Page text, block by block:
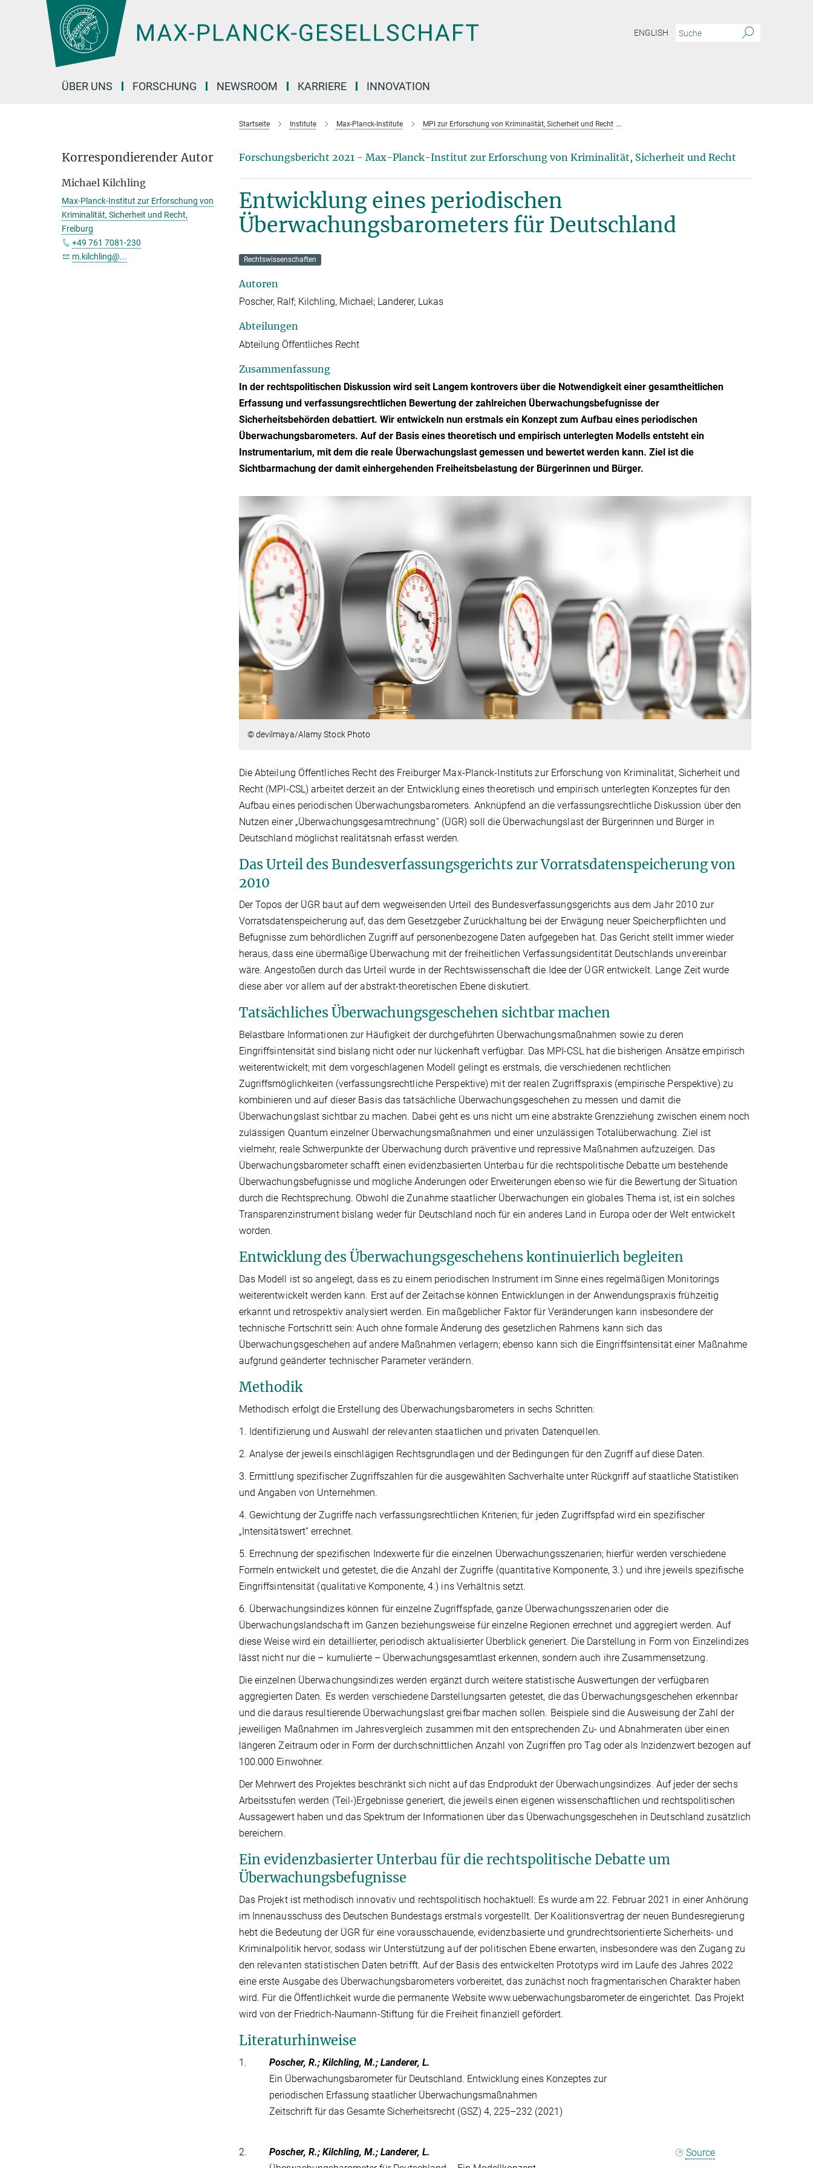
Hauptinhalt
ENGLISH
ÜBER UNS FORSCHUNG NEWSROOM KARRIERE INNOVATION
Startseite Institute Max-Planck-Institute MPI zur Erforschung von Kriminalität, Sicherheit und Recht
Forschungsbericht 2021 - Max-Planck-Institut zur Erforschung von Kriminalität, Sicherheit und Recht
Entwicklung eines periodischen
Überwachungsbarometers für Deutschland
Rechtswissenschaften
Autoren
Poscher, Ralf; Kilchling, Michael; Landerer, Lukas
Abteilungen
Abteilung Öffentliches Recht
Zusammenfassung
In der rechtspolitischen Diskussion wird seit Langem kontrovers über die Notwendigkeit einer gesamtheitlichen
Erfassung und verfassungsrechtlichen Bewertung der zahlreichen Überwachungsbefugnisse der
Sicherheitsbehörden debattiert. Wir entwickeln nun erstmals ein Konzept zum Aufbau eines periodischen
Überwachungsbarometers. Auf der Basis eines theoretisch und empirisch unterlegten Modells entsteht ein
Instrumentarium, mit dem die reale Überwachungslast gemessen und bewertet werden kann. Ziel ist die
Sichtbarmachung der damit einhergehenden Freiheitsbelastung der Bürgerinnen und Bürger.
© devilmaya/Alamy Stock Photo
Die Abteilung Öffentliches Recht des Freiburger Max-Planck-Instituts zur Erforschung von Kriminalität, Sicherheit und
Recht (MPI-CSL) arbeitet derzeit an der Entwicklung eines theoretisch und empirisch unterlegten Konzeptes für den
Aufbau eines periodischen Überwachungsbarometers. Anknüpfend an die verfassungsrechtliche Diskussion über den
Nutzen einer „Überwachungsgesamtrechnung“ (ÜGR) soll die Überwachungslast der Bürgerinnen und Bürger in
Deutschland möglichst realitätsnah erfasst werden.
Das Urteil des Bundesverfassungsgerichts zur Vorratsdatenspeicherung von
2010
Der Topos der ÜGR baut auf dem wegweisenden Urteil des Bundesverfassungsgerichts aus dem Jahr 2010 zur
Vorratsdatenspeicherung auf, das dem Gesetzgeber Zurückhaltung bei der Erwägung neuer Speicherpflichten und
Befugnisse zum behördlichen Zugriff auf personenbezogene Daten aufgegeben hat. Das Gericht stellt immer wieder
heraus, dass eine übermäßige Überwachung mit der freiheitlichen Verfassungsidentität Deutschlands unvereinbar
wäre. Angestoßen durch das Urteil wurde in der Rechtswissenschaft die Idee der ÜGR entwickelt. Lange Zeit wurde
diese aber vor allem auf der abstrakt-theoretischen Ebene diskutiert.
Tatsächliches Überwachungsgeschehen sichtbar machen
Belastbare Informationen zur Häufigkeit der durchgeführten Überwachungsmaßnahmen sowie zu deren
Eingriffsintensität sind bislang nicht oder nur lückenhaft verfügbar. Das MPI-CSL hat die bisherigen Ansätze empirisch
weiterentwickelt; mit dem vorgeschlagenen Modell gelingt es erstmals, die verschiedenen rechtlichen
Zugriffsmöglichkeiten (verfassungsrechtliche Perspektive) mit der realen Zugriffspraxis (empirische Perspektive) zu
kombinieren und auf dieser Basis das tatsächliche Überwachungsgeschehen zu messen und damit die
Überwachungslast sichtbar zu machen. Dabei geht es uns nicht um eine abstrakte Grenzziehung zwischen einem noch
zulässigen Quantum einzelner Überwachungsmaßnahmen und einer unzulässigen Totalüberwachung. Ziel ist
vielmehr, reale Schwerpunkte der Überwachung durch präventive und repressive Maßnahmen aufzuzeigen. Das
Überwachungsbarometer schafft einen evidenzbasierten Unterbau für die rechtspolitische Debatte um bestehende
Überwachungsbefugnisse und mögliche Änderungen oder Erweiterungen ebenso wie für die Bewertung der Situation
durch die Rechtsprechung. Obwohl die Zunahme staatlicher Überwachungen ein globales Thema ist, ist ein solches
Transparenzinstrument bislang weder für Deutschland noch für ein anderes Land in Europa oder der Welt entwickelt
worden.
Entwicklung des Überwachungsgeschehens kontinuierlich begleiten
Das Modell ist so angelegt, dass es zu einem periodischen Instrument im Sinne eines regelmäßigen Monitorings
weiterentwickelt werden kann. Erst auf der Zeitachse können Entwicklungen in der Anwendungspraxis frühzeitig
erkannt und retrospektiv analysiert werden. Ein maßgeblicher Faktor für Veränderungen kann insbesondere der
technische Fortschritt sein: Auch ohne formale Änderung des gesetzlichen Rahmens kann sich das
Überwachungsgeschehen auf andere Maßnahmen verlagern; ebenso kann sich die Eingriffsintensität einer Maßnahme
aufgrund geänderter technischer Parameter verändern.
Methodik
Methodisch erfolgt die Erstellung des Überwachungsbarometers in sechs Schritten:
1. Identifizierung und Auswahl der relevanten staatlichen und privaten Datenquellen.
2. Analyse der jeweils einschlägigen Rechtsgrundlagen und der Bedingungen für den Zugriff auf diese Daten.
3. Ermittlung spezifischer Zugriffszahlen für die ausgewählten Sachverhalte unter Rückgriff auf staatliche Statistiken
und Angaben von Unternehmen.
4. Gewichtung der Zugriffe nach verfassungsrechtlichen Kriterien; für jeden Zugriffspfad wird ein spezifischer
„Intensitätswert“ errechnet.
5. Errechnung der spezifischen Indexwerte für die einzelnen Überwachungsszenarien; hierfür werden verschiedene
Formeln entwickelt und getestet, die die Anzahl der Zugriffe (quantitative Komponente, 3.) und ihre jeweils spezifische
Eingriffsintensität (qualitative Komponente, 4.) ins Verhältnis setzt.
6. Überwachungsindizes können für einzelne Zugriffspfade, ganze Überwachungsszenarien oder die
Überwachungslandschaft im Ganzen beziehungsweise für einzelne Regionen errechnet und aggregiert werden. Auf
diese Weise wird ein detaillierter, periodisch aktualisierter Überblick generiert. Die Darstellung in Form von Einzelindizes
lässt nicht nur die – kumulierte – Überwachungsgesamtlast erkennen, sondern auch ihre Zusammensetzung.
Die einzelnen Überwachungsindizes werden ergänzt durch weitere statistische Auswertungen der verfügbaren
aggregierten Daten. Es werden verschiedene Darstellungsarten getestet, die das Überwachungsgeschehen erkennbar
und die daraus resultierende Überwachungslast greifbar machen sollen. Beispiele sind die Ausweisung der Zahl der
jeweiligen Maßnahmen im Jahresvergleich zusammen mit den entsprechenden Zu- und Abnahmeraten über einen
längeren Zeitraum oder in Form der durchschnittlichen Anzahl von Zugriffen pro Tag oder als Inzidenzwert bezogen auf
100.000 Einwohner.
Der Mehrwert des Projektes beschränkt sich nicht auf das Endprodukt der Überwachungsindizes. Auf jeder der sechs
Arbeitsstufen werden (Teil-)Ergebnisse generiert, die jeweils einen eigenen wissenschaftlichen und rechtspolitischen
Aussagewert haben und das Spektrum der Informationen über das Überwachungsgeschehen in Deutschland zusätzlich
bereichern.
Ein evidenzbasierter Unterbau für die rechtspolitische Debatte um
Überwachungsbefugnisse
Das Projekt ist methodisch innovativ und rechtspolitisch hochaktuell: Es wurde am 22. Februar 2021 in einer Anhörung
im Innenausschuss des Deutschen Bundestags erstmals vorgestellt. Der Koalitionsvertrag der neuen Bundesregierung
hebt die Bedeutung der ÜGR für eine vorausschauende, evidenzbasierte und grundrechtsorientierte Sicherheits- und
Kriminalpolitik hervor, sodass wir Unterstützung auf der politischen Ebene erwarten, insbesondere was den Zugang zu
den relevanten statistischen Daten betrifft. Auf der Basis des entwickelten Prototyps wird im Laufe des Jahres 2022
eine erste Ausgabe des Überwachungsbarometers vorbereitet, das zunächst noch fragmentarischen Charakter haben
wird. Für die Öffentlichkeit wurde die permanente Website www.ueberwachungsbarometer.de eingerichtet. Das Projekt
wird von der Friedrich-Naumann-Stiftung für die Freiheit finanziell gefördert.
Literaturhinweise
1.
Poscher, R.; Kilchling, M.; Landerer, L.
Ein Überwachungsbarometer für Deutschland. Entwicklung eines Konzeptes zur
periodischen Erfassung staatlicher Überwachungsmaßnahmen
Zeitschrift für das Gesamte Sicherheitsrecht (GSZ) 4, 225–232 (2021)
2.
Poscher, R.; Kilchling, M.; Landerer, L.
Source
Korrespondierender Autor
Michael Kilchling
Max-Planck-Institut zur Erforschung von
Kriminalität, Sicherheit und Recht,
Freiburg
+49 761 7081-230
m.kilchling@...